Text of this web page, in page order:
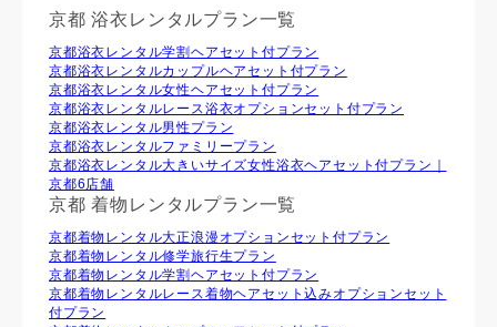
京都 浴衣レンタルプラン一覧
京都浴衣レンタル学割ヘアセット付プラン
京都浴衣レンタルカップルヘアセット付プラン
京都浴衣レンタル⼥性ヘアセット付プラン
京都浴衣レンタルレース浴衣オプションセット付プラン
京都浴衣レンタル男性プラン
京都浴衣レンタルファミリープラン
京都浴衣レンタル大きいサイズ女性浴衣ヘアセット付プラン｜
京都6店舗
京都 着物レンタルプラン一覧
京都着物レンタル大正浪漫オプションセット付プラン
京都着物レンタル修学旅行生プラン
京都着物レンタル学割ヘアセット付プラン
京都着物レンタルレース着物ヘアセット込みオプションセット
付プラン